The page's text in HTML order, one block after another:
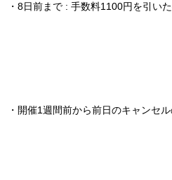
・8日前まで : 手数料1100円を引い
・開催1週間前から前日のキャンセ